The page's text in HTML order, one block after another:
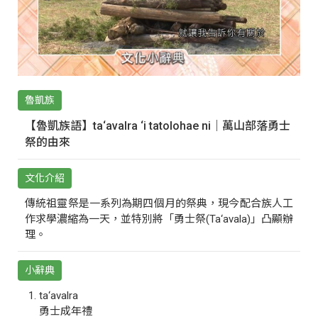
魯凱族
【魯凱族語】ta‘avalra ‘i tatolohae ni｜萬山部落勇士
祭的由來
文化介紹
傳統祖靈祭是一系列為期四個月的祭典，現今配合族人工
作求學濃縮為一天，並特別將「勇士祭(Ta‘avala)」凸顯辦
理。
小辭典
ta‘avalra
勇士成年禮